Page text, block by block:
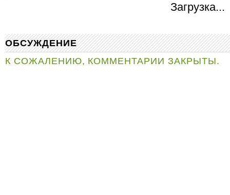
Загрузка...
ОБСУЖДЕНИЕ
К СОЖАЛЕНИЮ, КОММЕНТАРИИ ЗАКРЫТЫ.